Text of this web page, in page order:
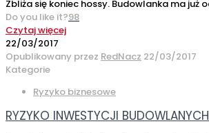
Zbliża się koniec hossy. Budowlanka ma już
Do you like it?98
Czytaj więcej
22/03/2017
Opublikowany przez RedNacz 22/03/2017
Kategorie
Ryzyko biznesowe
RYZYKO INWESTYCJI